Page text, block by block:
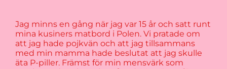
Jag minns en gång när jag var 15 år och satt runt
mina kusiners matbord i Polen. Vi pratade om
att jag hade pojkvän och att jag tillsammans
med min mamma hade beslutat att jag skulle
äta P-piller. Främst för min mensvärk som